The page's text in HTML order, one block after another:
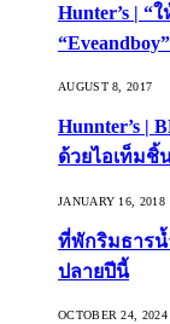
Hunter’s |
AUGUST 8, 2017
Hunnter’s |
ด้วยไอเท็มชิ้
JANUARY 16, 2018
ที่พักริมธารน้
ปลายปีนี้
OCTOBER 24, 2024